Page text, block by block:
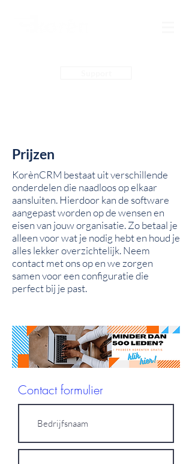
Prijzen
KorènCRM bestaat uit verschillende
onderdelen die naadloos op elkaar
aansluiten. Hierdoor kan de software
aangepast worden op de wensen en
eisen van jouw organisatie. Zo betaal je
alleen voor wat je nodig hebt en houd je
alles lekker overzichtelijk. Neem
contact met ons op en we zorgen
samen voor een configuratie die
perfect bij je past.
Contact formulier